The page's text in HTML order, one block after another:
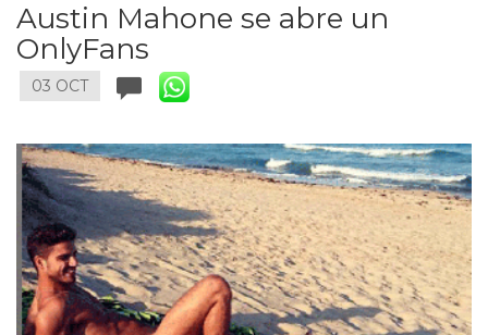
Austin Mahone se abre un
OnlyFans
03 OCT